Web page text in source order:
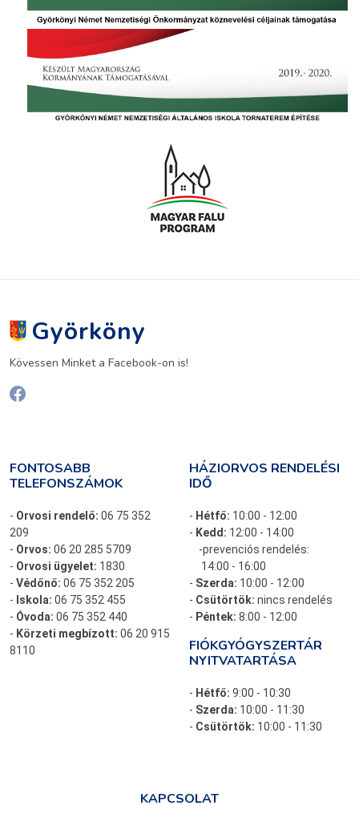
Györköny
Kövessen Minket a Facebook-on is!
FONTOSABB
TELEFONSZÁMOK
- Orvosi rendelő: 06 75 352
209
- Orvos: 06 20 285 5709
- Orvosi ügyelet: 1830
- Védőnő: 06 75 352 205
- Iskola: 06 75 352 455
- Óvoda: 06 75 352 440
- Körzeti megbízott: 06 20 915
8110
HÁZIORVOS RENDELÉSI
IDŐ
- Hétfő: 10:00 - 12:00
- Kedd: 12:00 - 14:00
-prevenciós rendelés:
14:00 - 16:00
- Szerda: 10:00 - 12:00
- Csütörtök: nincs rendelés
- Péntek: 8:00 - 12:00
FIÓKGYÓGYSZERTÁR
NYITVATARTÁSA
- Hétfő: 9:00 - 10:30
- Szerda: 10:00 - 11:30
- Csütörtök: 10:00 - 11:30
KAPCSOLAT